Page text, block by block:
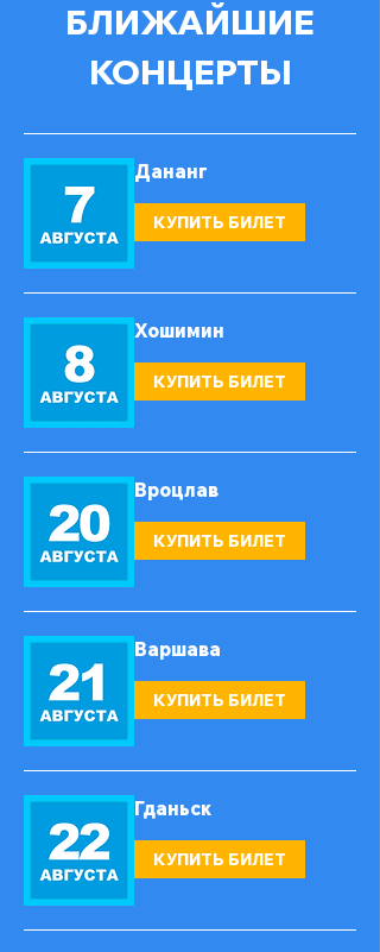
БЛИЖАЙШИЕ
КОНЦЕРТЫ
Дананг
КУПИТЬ БИЛЕТ
Хошимин
КУПИТЬ БИЛЕТ
Вроцлав
КУПИТЬ БИЛЕТ
Варшава
КУПИТЬ БИЛЕТ
Гданьск
КУПИТЬ БИЛЕТ